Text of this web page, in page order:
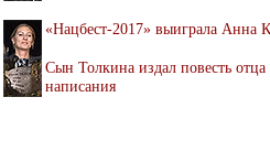
«Нацбест-2017» выиграла Анна
Сын Толкина издал повесть отца
написания